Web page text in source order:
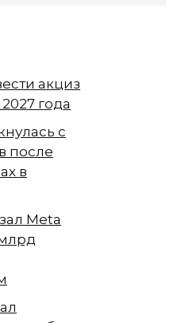
акциз
года
с
после
в
Meta